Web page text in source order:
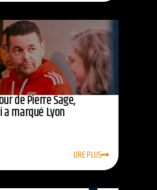
de Pierre Sage,
a marqué Lyon
LIRE PLUS